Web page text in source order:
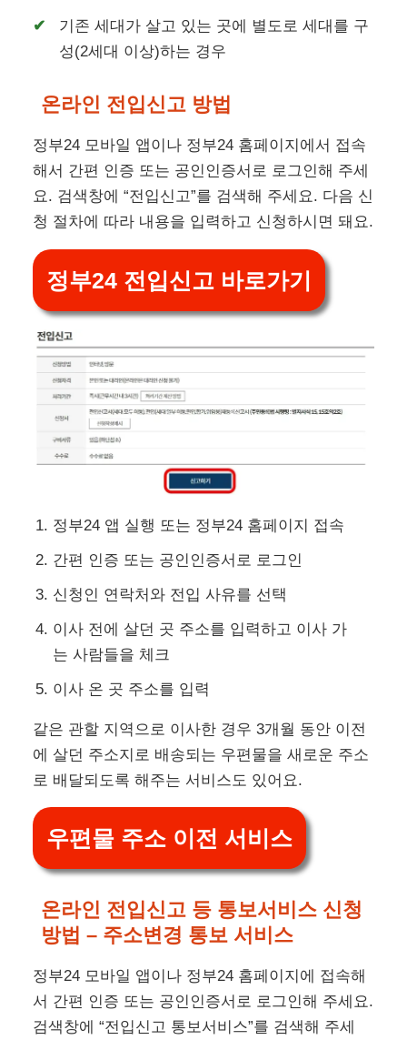
기존 세대가 살고 있는 곳에 별도로 세대를 구
성(2세대 이상)하는 경우
온라인 전입신고 방법
정부24 모바일 앱이나 정부24 홈페이지에서 접속
해서 간편 인증 또는 공인인증서로 로그인해 주세
요. 검색창에 “전입신고”를 검색해 주세요. 다음 신
청 절차에 따라 내용을 입력하고 신청하시면 돼요.
정부24 전입신고 바로가기
정부24 앱 실행 또는 정부24 홈페이지 접속
간편 인증 또는 공인인증서로 로그인
신청인 연락처와 전입 사유를 선택
이사 전에 살던 곳 주소를 입력하고 이사 가
는 사람들을 체크
이사 온 곳 주소를 입력
같은 관할 지역으로 이사한 경우 3개월 동안 이전
에 살던 주소지로 배송되는 우편물을 새로운 주소
로 배달되도록 해주는 서비스도 있어요.
우편물 주소 이전 서비스
온라인 전입신고 등 통보서비스 신청
방법 – 주소변경 통보 서비스
정부24 모바일 앱이나 정부24 홈페이지에 접속해
서 간편 인증 또는 공인인증서로 로그인해 주세요.
검색창에 “전입신고 통보서비스”를 검색해 주세